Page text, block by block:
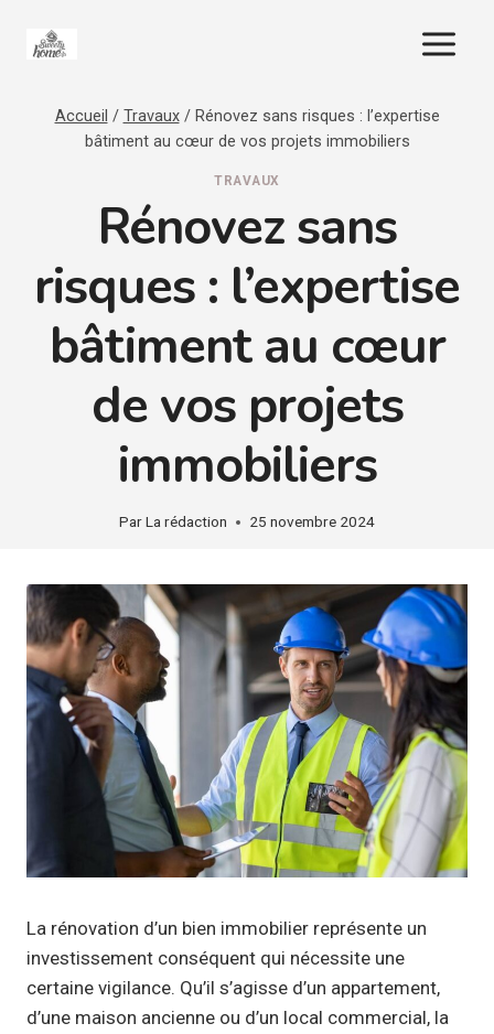
Accueil / Travaux / Rénovez sans risques : l’expertise
bâtiment au cœur de vos projets immobiliers
TRAVAUX
Rénovez sans
risques : l’expertise
bâtiment au cœur
de vos projets
immobiliers
ParLa rédaction 25 novembre 2024
La rénovation d’un bien immobilier représente un
investissement conséquent qui nécessite une
certaine vigilance. Qu’il s’agisse d’un appartement,
d’une maison ancienne ou d’un local commercial, la